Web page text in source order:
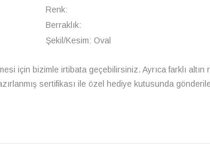
Renk:
Berraklık:
Şekil/Kesim: Oval
için bizimle irtibata geçebilirsiniz. Ayrıca farklı
sertifikası ile özel hediye kutusunda